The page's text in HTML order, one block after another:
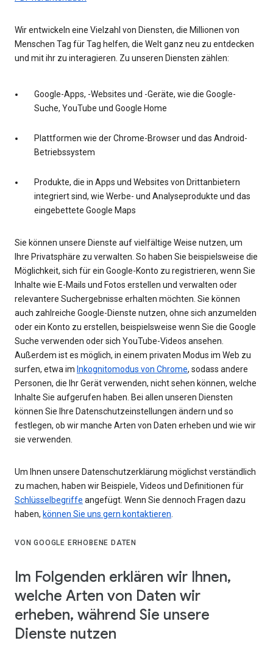
Wir entwickeln eine Vielzahl von Diensten, die Millionen von
Menschen Tag für Tag helfen, die Welt ganz neu zu entdecken
und mit ihr zu interagieren. Zu unseren Diensten zählen:
Google-Apps, -Websites und -Geräte, wie die Google-
Suche, YouTube und Google Home
Plattformen wie der Chrome-Browser und das Android-
Betriebssystem
Produkte, die in Apps und Websites von Drittanbietern
integriert sind, wie Werbe- und Analyseprodukte und das
eingebettete Google Maps
Sie können unsere Dienste auf vielfältige Weise nutzen, um
Ihre Privatsphäre zu verwalten. So haben Sie beispielsweise die
Möglichkeit, sich für ein Google-Konto zu registrieren, wenn Sie
Inhalte wie E-Mails und Fotos erstellen und verwalten oder
relevantere Suchergebnisse erhalten möchten. Sie können
auch zahlreiche Google-Dienste nutzen, ohne sich anzumelden
oder ein Konto zu erstellen, beispielsweise wenn Sie die Google
Suche verwenden oder sich YouTube-Videos ansehen.
Außerdem ist es möglich, in einem privaten Modus im Web zu
surfen, etwa im Inkognitomodus von Chrome, sodass andere
Personen, die Ihr Gerät verwenden, nicht sehen können, welche
Inhalte Sie aufgerufen haben. Bei allen unseren Diensten
können Sie Ihre Datenschutzeinstellungen ändern und so
festlegen, ob wir manche Arten von Daten erheben und wie wir
sie verwenden.
Um Ihnen unsere Datenschutzerklärung möglichst verständlich
zu machen, haben wir Beispiele, Videos und Definitionen für
Schlüsselbegriffe angefügt. Wenn Sie dennoch Fragen dazu
haben, können Sie uns gern kontaktieren.
VON GOOGLE ERHOBENE DATEN
Im Folgenden erklären wir Ihnen,
welche Arten von Daten wir
erheben, während Sie unsere
Dienste nutzen